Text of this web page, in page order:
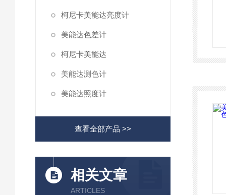
柯尼卡美能达亮度计
美能达色差计
柯尼卡美能达
美能达测色计
美能达照度计
查看全部产品 >>
相关文章
ARTICLES